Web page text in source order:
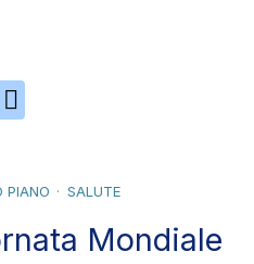
PIANO SALUTE
Mondiale